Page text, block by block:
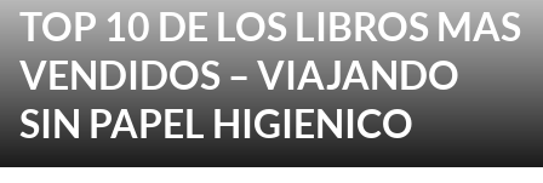
TOP 10 DE LOS LIBROS MAS
VENDIDOS – VIAJANDO
SIN PAPEL HIGIENICO